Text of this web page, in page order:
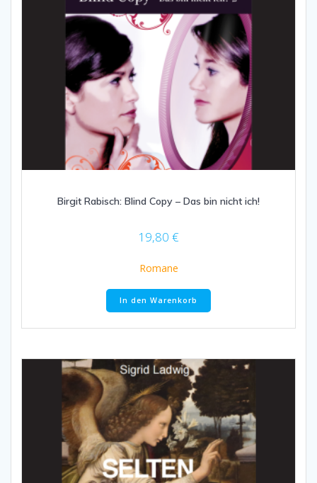
Birgit Rabisch: Blind Copy – Das bin nicht ich!
19,80 €
Romane
In den Warenkorb